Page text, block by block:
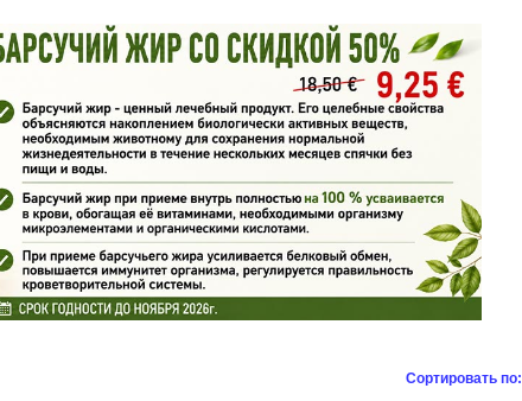
Сортировать по: